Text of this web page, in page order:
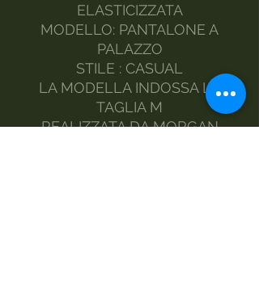
ELASTICIZZATA
MODELLO: PANTALONE A
PALAZZO
STILE : CASUAL
LA MODELLA INDOSSA LA
TAGLIA M
REALIZZATA DA MORGAN